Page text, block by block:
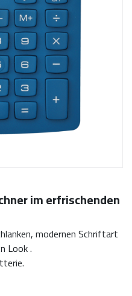
im erfrischenden
modernen Schriftart
Look .